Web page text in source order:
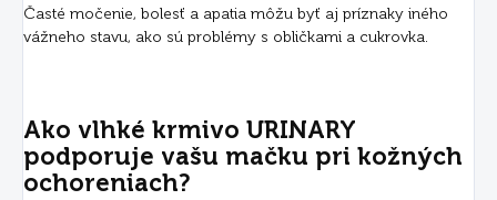
Časté močenie, bolesť a apatia môžu byť aj príznaky iného
vážneho stavu, ako sú problémy s obličkami a cukrovka.
Ako vlhké krmivo URINARY
podporuje vašu mačku pri kožných
ochoreniach?